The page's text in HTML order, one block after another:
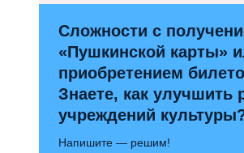
Сложности с
«Пушкинской карты»
приобретением
Знаете, как улучшить
учреждений
Напишите — решим!